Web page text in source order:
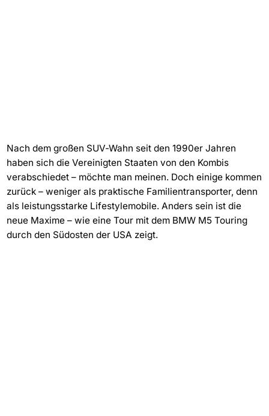
Nach dem großen SUV-Wahn seit den 1990er Jahren
haben sich die Vereinigten Staaten von den Kombis
verabschiedet – möchte man meinen. Doch einige kommen
zurück – weniger als praktische Familientransporter, denn
als leistungsstarke Lifestylemobile. Anders sein ist die
neue Maxime – wie eine Tour mit dem BMW M5 Touring
durch den Südosten der USA zeigt.